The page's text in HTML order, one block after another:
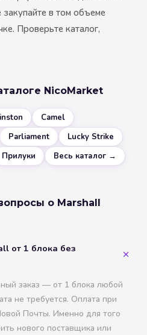
в том объеме
Проверьте каталог,
NicoMarket
Camel
Parliament
Lucky Strike
Прилуки Весь каталог →
о Marshall
от 1 блока без
заказ — от 1 блока любой
не требуется. Оплата при
Почты. Именно для того
нового поставщика или